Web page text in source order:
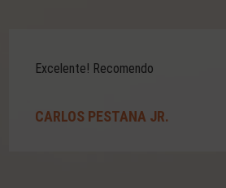
Excelente! Recomendo
CARLOS PESTANA JR.